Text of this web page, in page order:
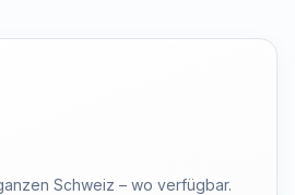
Schweiz – wo verfügbar.